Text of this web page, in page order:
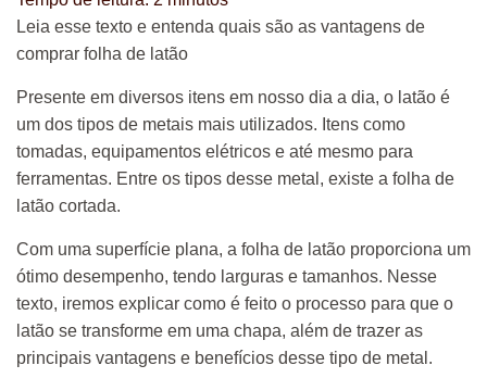
Ã
Leia esse texto e entenda quais são as vantagens de
comprar folha de latão
Presente em diversos itens em nosso dia a dia, o latão é
um dos tipos de metais mais utilizados. Itens como
tomadas, equipamentos elétricos e até mesmo para
ferramentas. Entre os tipos desse metal, existe a folha de
latão cortada.
Com uma superfície plana, a folha de latão proporciona um
ótimo desempenho, tendo larguras e tamanhos. Nesse
texto, iremos explicar como é feito o processo para que o
latão se transforme em uma chapa, além de trazer as
principais vantagens e benefícios desse tipo de metal.